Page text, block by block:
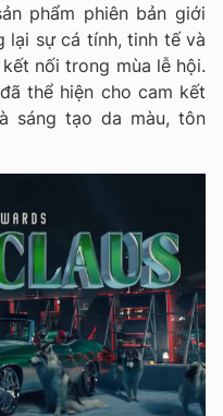
phẩm phiên bản giới
lại sự cá tính, tinh tế và
nối trong mùa lễ hội.
thể hiện cho cam kết
sáng tạo da màu, tôn